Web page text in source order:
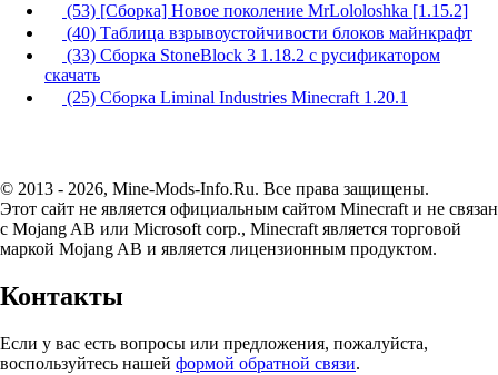
(53) [Сборка] Новое поколение MrLololoshka [1.15.2]
(40) Таблица взрывоустойчивости блоков майнкрафт
(33) Сборка StoneBlock 3 1.18.2 с русификатором
скачать
(25) Сборка Liminal Industries Minecraft 1.20.1
© 2013 - 2026, Mine-Mods-Info.Ru. Все права защищены.
Этот сайт не является официальным сайтом Minecraft и не связан
с Mojang AB или Microsoft corp., Minecraft является торговой
маркой Mojang AB и является лицензионным продуктом.
Контакты
Если у вас есть вопросы или предложения, пожалуйста,
воспользуйтесь нашей формой обратной связи.